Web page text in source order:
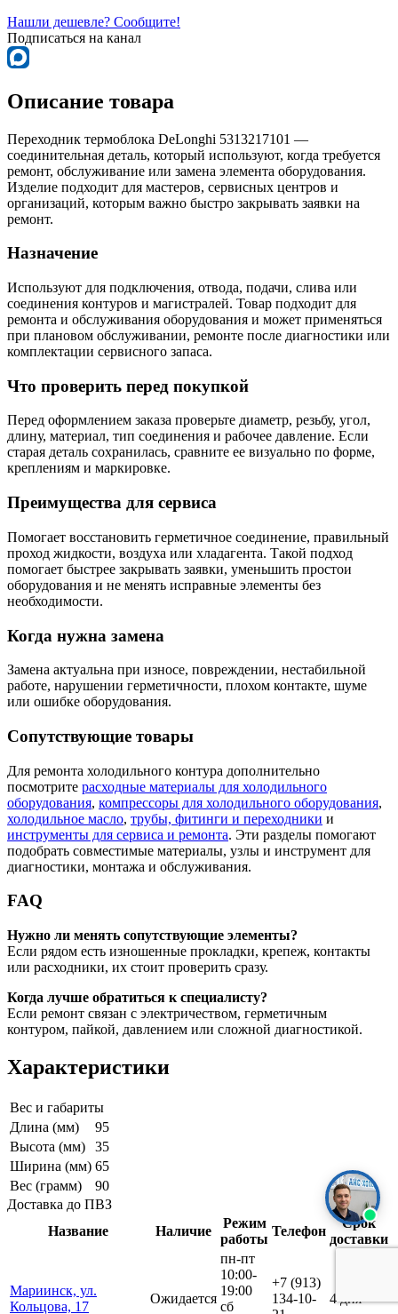
Нашли дешевле? Сообщите!
Подписаться на канал
Описание товара
Переходник термоблока DeLonghi 5313217101 —
соединительная деталь, который используют, когда требуется
ремонт, обслуживание или замена элемента оборудования.
Изделие подходит для мастеров, сервисных центров и
организаций, которым важно быстро закрывать заявки на
ремонт.
Назначение
Используют для подключения, отвода, подачи, слива или
соединения контуров и магистралей. Товар подходит для
ремонта и обслуживания оборудования и может применяться
при плановом обслуживании, ремонте после диагностики или
комплектации сервисного запаса.
Что проверить перед покупкой
Перед оформлением заказа проверьте диаметр, резьбу, угол,
длину, материал, тип соединения и рабочее давление. Если
старая деталь сохранилась, сравните ее визуально по форме,
креплениям и маркировке.
Преимущества для сервиса
Помогает восстановить герметичное соединение, правильный
проход жидкости, воздуха или хладагента. Такой подход
помогает быстрее закрывать заявки, уменьшить простои
оборудования и не менять исправные элементы без
необходимости.
Когда нужна замена
Замена актуальна при износе, повреждении, нестабильной
работе, нарушении герметичности, плохом контакте, шуме
или ошибке оборудования.
Сопутствующие товары
Для ремонта холодильного контура дополнительно
посмотрите расходные материалы для холодильного
оборудования, компрессоры для холодильного оборудования,
холодильное масло, трубы, фитинги и переходники и
инструменты для сервиса и ремонта. Эти разделы помогают
подобрать совместимые материалы, узлы и инструмент для
диагностики, монтажа и обслуживания.
FAQ
Нужно ли менять сопутствующие элементы?
Если рядом есть изношенные прокладки, крепеж, контакты
или расходники, их стоит проверить сразу.
Когда лучше обратиться к специалисту?
Если ремонт связан с электричеством, герметичным
контуром, пайкой, давлением или сложной диагностикой.
Характеристики
Вес и габариты
Длина (мм)
95
Высота (мм)
35
Ширина (мм) 65
Вес (грамм)
90
Доставка до ПВЗ
Название
Наличие
Режим
работы
Телефон
Срок
доставки
Мариинск, ул.
Кольцова, 17
Ожидается
пн-пт
10:00-
19:00
сб
+7 (913)
134-10-
4 дня